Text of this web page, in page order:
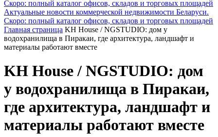
Скоро: полный каталог офисов, складов и торговых площадей
Актуальные новости коммерческой недвижимости Беларуси.
Скоро: полный каталог офисов, складов и торговых площадей
Главная страница KH House / NGSTUDIO: дом у
водохранилища в Пиракаи, где архитектура, ландшафт и
материалы работают вместе
KH House / NGSTUDIO: дом
у водохранилища в Пиракаи,
где архитектура, ландшафт и
материалы работают вместе